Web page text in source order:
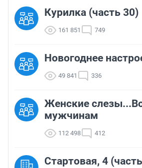
Курилка (часть 30)
161 851 749
Новогоднее
49 841 336
Женские
мужчинам
112 498 412
Стартовая, 4